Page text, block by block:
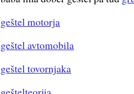
geštel motorja
geštel avtomobila
geštel tovornjaka